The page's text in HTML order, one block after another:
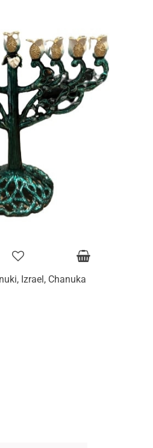
Izrael, Chanuka